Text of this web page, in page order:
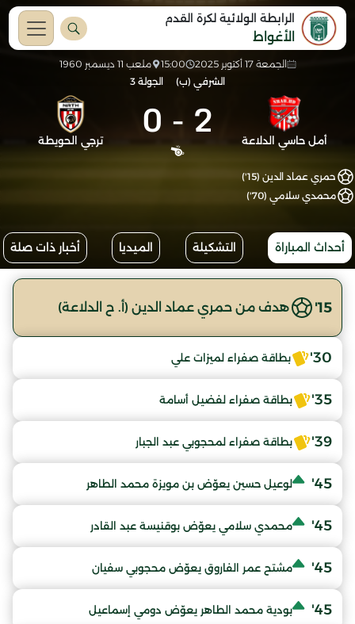
الرابطة الولائية لكرة القدم
الأغواط
الجمعة 17 أكتوبر 2025 15:00
ملعب 11 ديسمبر 1960
الشرفي (ب)
الجولة 3
أمل حاسي الدلاعة 2
-
0 ترجي الحويطة
حمري عماد الدين (15')
محمدي سلامي (70')
أحداث المباراة التشكيلة الميديا أخبار ذات صلة
15' هدف من حمري عماد الدين (أ. ح الدلاعة)
30' بطاقة صفراء لميزات علي
35' بطاقة صفراء لفضيل أسامة
39' بطاقة صفراء لمحجوبي عبد الجبار
45' لوعيل حسين يعوّض بن مويزة محمد الطاهر
45' محمدي سلامي يعوّض بوقنيسة عبد القادر
45' مشتح عمر الفاروق يعوّض محجوبي سفيان
45' بودية محمد الطاهر يعوّض دومي إسماعيل